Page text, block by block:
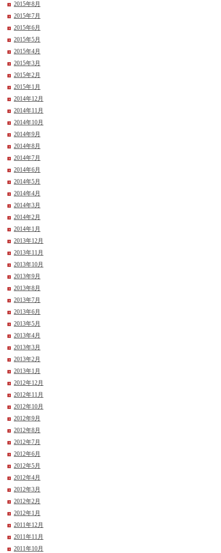
2015年8月
2015年7月
2015年6月
2015年5月
2015年4月
2015年3月
2015年2月
2015年1月
2014年12月
2014年11月
2014年10月
2014年9月
2014年8月
2014年7月
2014年6月
2014年5月
2014年4月
2014年3月
2014年2月
2014年1月
2013年12月
2013年11月
2013年10月
2013年9月
2013年8月
2013年7月
2013年6月
2013年5月
2013年4月
2013年3月
2013年2月
2013年1月
2012年12月
2012年11月
2012年10月
2012年9月
2012年8月
2012年7月
2012年6月
2012年5月
2012年4月
2012年3月
2012年2月
2012年1月
2011年12月
2011年11月
2011年10月